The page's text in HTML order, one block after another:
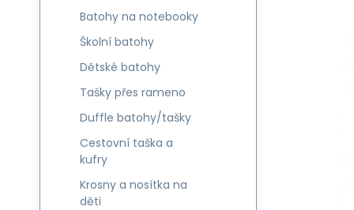
Batohy na notebooky
Školní batohy
Dětské batohy
Tašky přes rameno
Duffle batohy/tašky
Cestovní taška a
kufry
Krosny a nosítka na
děti